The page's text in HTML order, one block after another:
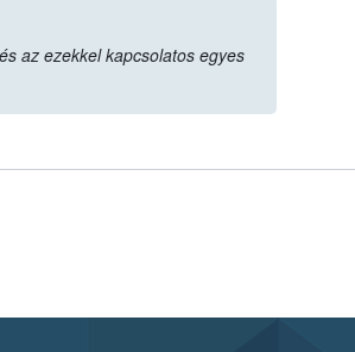
az ezekkel kapcsolatos egyes